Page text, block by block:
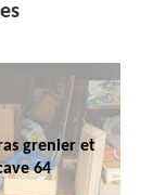
grenier et
64